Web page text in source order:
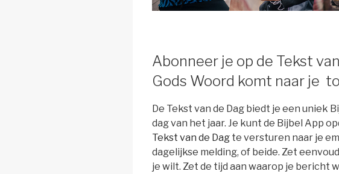
Abonneer je op de Tekst
Gods Woord komt naar je
De Tekst van de Dag biedt je een uniek
dag van het jaar. Je kunt de Bijbel App
Tekst van de Dag te versturen naar je
dagelijkse melding, of beide. Zet
je wilt. Zet de tijd aan waarop je bericht